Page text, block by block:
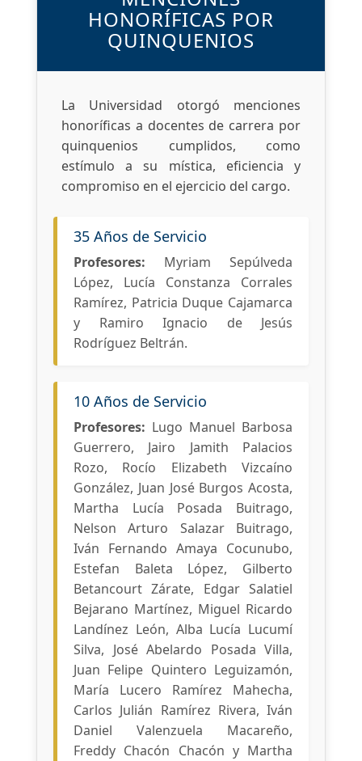
HONORÍFICAS POR
QUINQUENIOS
La Universidad otorgó menciones
honoríficas a docentes de carrera por
quinquenios cumplidos, como
estímulo a su mística, eficiencia y
compromiso en el ejercicio del cargo.
35 Años de Servicio
Profesores: Myriam Sepúlveda
López, Lucía Constanza Corrales
Ramírez, Patricia Duque Cajamarca
y Ramiro Ignacio de Jesús
Rodríguez Beltrán.
10 Años de Servicio
Profesores: Lugo Manuel Barbosa
Guerrero, Jairo Jamith Palacios
Rozo, Rocío Elizabeth Vizcaíno
González, Juan José Burgos Acosta,
Martha Lucía Posada Buitrago,
Nelson Arturo Salazar Buitrago,
Iván Fernando Amaya Cocunubo,
Estefan Baleta López, Gilberto
Betancourt Zárate, Edgar Salatiel
Bejarano Martínez, Miguel Ricardo
Landínez León, Alba Lucía Lucumí
Silva, José Abelardo Posada Villa,
Juan Felipe Quintero Leguizamón,
María Lucero Ramírez Mahecha,
Carlos Julián Ramírez Rivera, Iván
Daniel Valenzuela Macareño,
Freddy Chacón Chacón y Martha